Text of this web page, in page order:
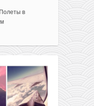
Полеты в